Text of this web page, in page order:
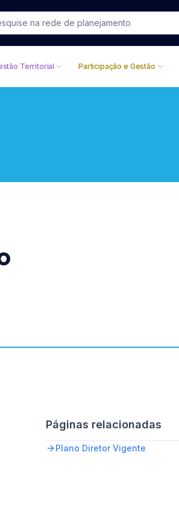
Territorial Participação e Gestão
Páginas relacionadas
Plano Diretor Vigente